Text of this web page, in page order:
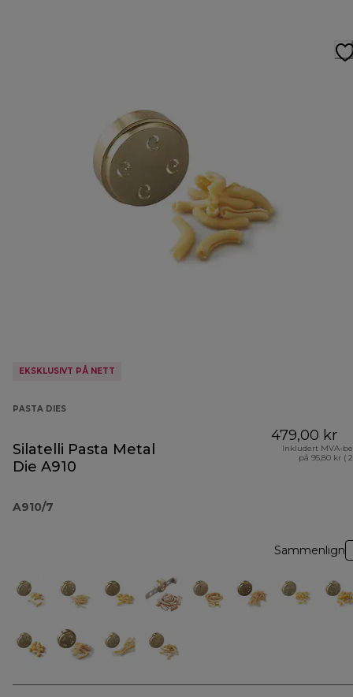
EKSKLUSIVT PÅ NETT
PASTA DIES
Silatelli Pasta Metal
Die A910
A910/7
479,00 kr
Inkludert MVA-
på 95,80 kr (
Sammenlign